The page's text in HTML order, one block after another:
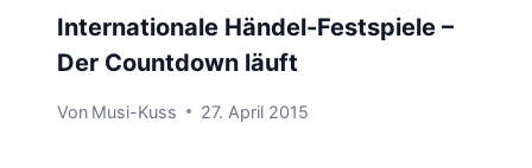
Internationale Händel-Festspiele –
Der Countdown läuft
Von Musi-Kuss 27. April 2015